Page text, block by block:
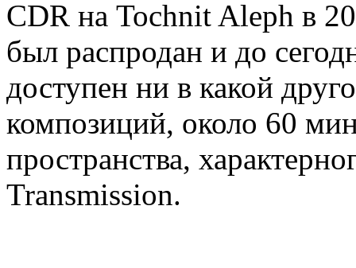
CDR на Tochnit Aleph в
был распродан и до
доступен ни в какой
композиций, около 60
пространства,
Transmission.